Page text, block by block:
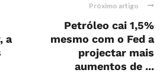
a
Próximo artigo
Petróleo cai 1,5%
mesmo com o Fed a
projectar mais
aumentos de ...